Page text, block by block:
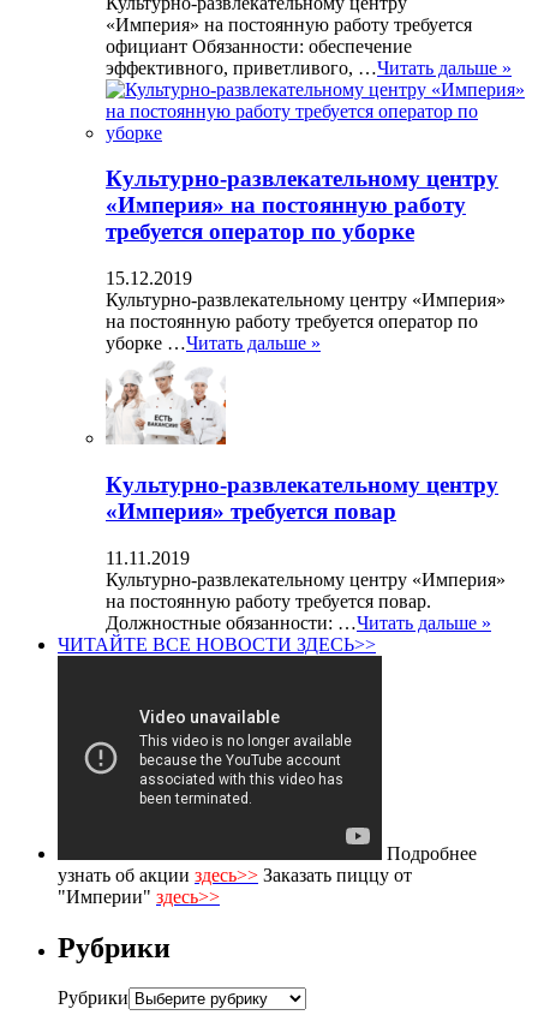
«Империя» на постоянную работу требуется
официант Обязанности: обеспечение
эффективного, приветливого, …Читать дальше »
Культурно-развлекательному центру
«Империя» на постоянную работу
требуется оператор по уборке
15.12.2019
Культурно-развлекательному центру «Империя»
на постоянную работу требуется оператор по
уборке …Читать дальше »
Культурно-развлекательному центру
«Империя» требуется повар
11.11.2019
Культурно-развлекательному центру «Империя»
на постоянную работу требуется повар.
Должностные обязанности: …Читать дальше »
ЧИТАЙТЕ ВСЕ НОВОСТИ ЗДЕСЬ>>
Подробнее
узнать об акции здесь>> Заказать пиццу от
"Империи" здесь>>
Рубрики
Рубрики